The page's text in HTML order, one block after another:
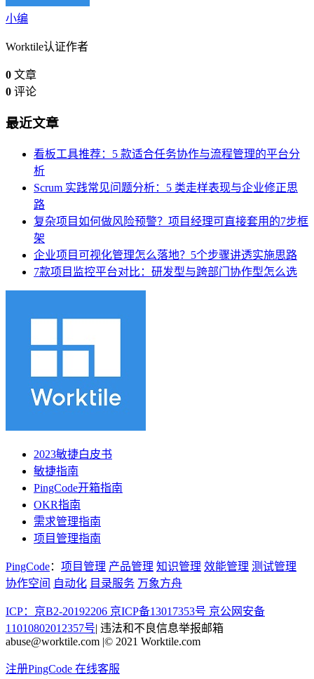
小编
Worktile认证作者
0 文章
0 评论
最近文章
看板工具推荐：5 款适合任务协作与流程管理的平台分
析
Scrum 实践常见问题分析：5 类走样表现与企业修正思
路
复杂项目如何做风险预警？项目经理可直接套用的7步框
架
企业项目可视化管理怎么落地？5个步骤讲透实施思路
7款项目监控平台对比：研发型与跨部门协作型怎么选
2023敏捷白皮书
敏捷指南
PingCode开箱指南
OKR指南
需求管理指南
项目管理指南
PingCode： 项目管理 产品管理 知识管理 效能管理 测试管理
协作空间 自动化 目录服务 万象方舟
ICP：京B2-20192206 京ICP备13017353号 京公网安备
11010802012357号| 违法和不良信息举报邮箱
abuse@worktile.com |© 2021 Worktile.com
注册PingCode 在线客服